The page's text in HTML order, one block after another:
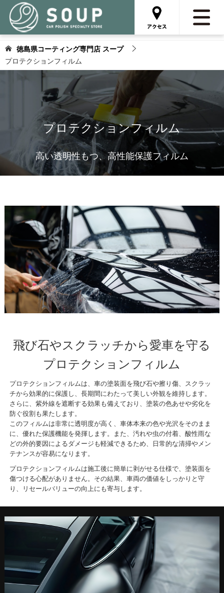
徳島県コーティング専門店 スープ
プロテクションフィルム
プロテクションフィルム
高い透明性もつ、高性能保護フィルム
飛び石やスクラッチから愛車を守る
プロテクションフィルム
プロテクションフィルムは、車の塗装面を飛び石や擦り傷、スクラッ
チから効果的に保護し、長期間にわたって美しい外観を維持します。
さらに、紫外線を遮断する効果も備えており、塗装の色あせや劣化を
防ぐ役割も果たします。
このフィルムは非常に透明度が高く、車体本来の色や光沢をそのまま
に、優れた保護機能を発揮します。また、汚れや虫の付着、酸性雨な
どの外的要因によるダメージも軽減できるため、日常的な清掃やメン
テナンスが容易になります。
プロテクションフィルムは施工後に簡単に剥がせる仕様で、塗装面を
傷つける心配がありません。その結果、車両の価値をしっかりと守
り、リセールバリューの向上にも寄与します。